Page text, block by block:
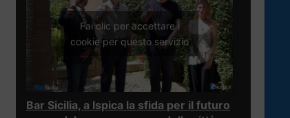
Fai clic per accettare i
cookie per questo servizio
Bar Sicilia, a Ispica la sfida per il futuro